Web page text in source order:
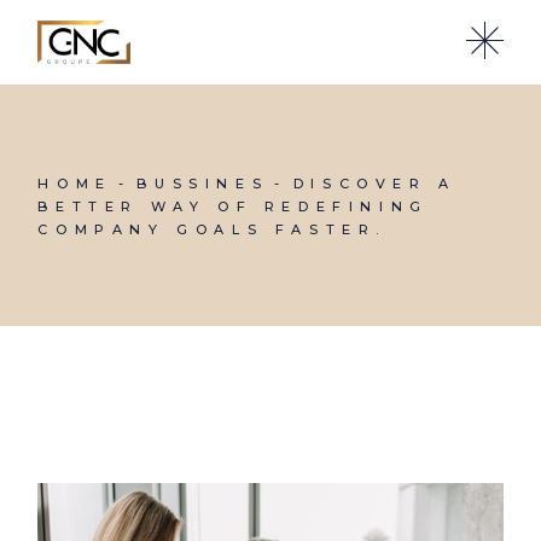
HOME BUSSINES
DISCOVER A
BETTER WAY OF REDEFINING
COMPANY GOALS FASTER.